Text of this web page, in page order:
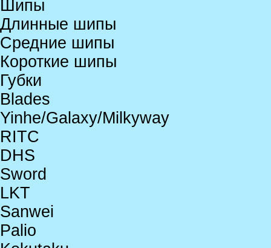
Шипы
Длинные шипы
Средние шипы
Короткие шипы
Губки
Blades
Yinhe/Galaxy/Milkyway
RITC
DHS
Sword
LKT
Sanwei
Palio